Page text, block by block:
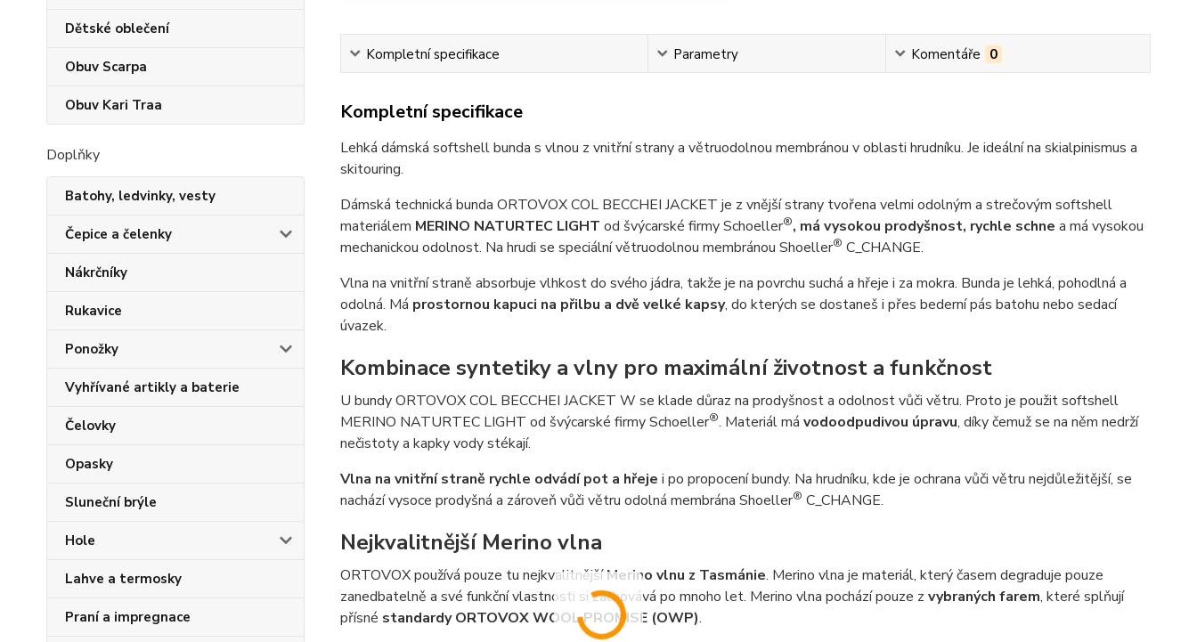
Dětské oblečení
Obuv Scarpa
Obuv Kari Traa
Doplňky
Batohy, ledvinky, vesty
Čepice a čelenky
Nákrčníky
Rukavice
Ponožky
Vyhřívané artikly a baterie
Čelovky
Opasky
Sluneční brýle
Hole
Lahve a termosky
Praní a impregnace
Kompletní specifikace Parametry Komentáře 0
Kompletní specifikace
Lehká dámská softshell bunda s vlnou z vnitřní strany a větruodolnou membránou v oblasti hrudníku. Je ideální na skialpinismus a
skitouring.
Dámská technická bunda ORTOVOX COL BECCHEI JACKET je z vnější strany tvořena velmi odolným a strečovým softshell
materiálem MERINO NATURTEC LIGHT od švýcarské firmy Schoeller®, má vysokou prodyšnost, rychle schne a má vysokou
mechanickou odolnost. Na hrudi se speciální větruodolnou membránou Shoeller® C_CHANGE.
Vlna na vnitřní straně absorbuje vlhkost do svého jádra, takže je na povrchu suchá a hřeje i za mokra. Bunda je lehká, pohodlná a
odolná. Má prostornou kapuci na přilbu a dvě velké kapsy, do kterých se dostaneš i přes bederní pás batohu nebo sedací
úvazek.
Kombinace syntetiky a vlny pro maximální životnost a funkčnost
U bundy ORTOVOX COL BECCHEI JACKET W se klade důraz na prodyšnost a odolnost vůči větru. Proto je použit softshell
MERINO NATURTEC LIGHT od švýcarské firmy Schoeller®. Materiál má vodoodpudivou úpravu, díky čemuž se na něm nedrží
nečistoty a kapky vody stékají.
Vlna na vnitřní straně rychle odvádí pot a hřeje i po propocení bundy. Na hrudníku, kde je ochrana vůči větru nejdůležitější, se
nachází vysoce prodyšná a zároveň vůči větru odolná membrána Shoeller® C_CHANGE.
Nejkvalitnější Merino vlna
ORTOVOX používá pouze tu nejkvalitnějšíMerino vlnu z Tasmánie. Merino vlna je materiál, který časem degraduje pouze
zanedbatelně a své funkční vlastnosti si zachovává po mnoho let. Merino vlna pochází pouze z vybraných farem, které splňují
přísné standardy ORTOVOX WOOL PROMISE (OWP).